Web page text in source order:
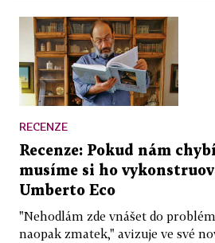
RECENZE
Recenze: Pokud nám
musíme si ho
Umberto Eco
"Nehodlám zde vnášet do
naopak zmatek," avizuje ve své